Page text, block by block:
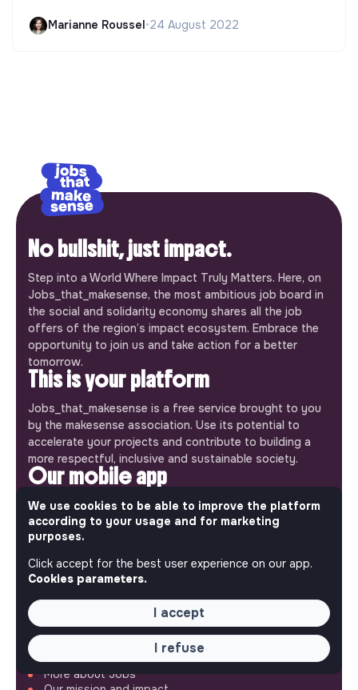
Marianne Roussel•24 August 2022
No bullshit, just impact.
Step into a World Where Impact Truly Matters. Here, on
Jobs_that_makesense, the most ambitious job board in
the social and solidarity economy shares all the job
offers of the region’s impact ecosystem. Embrace the
opportunity to join us and take action for a better
tomorrow.
This is your platform
Jobs_that_makesense is a free service brought to you
by the makesense association. Use its potential to
accelerate your projects and contribute to building a
more respectful, inclusive and sustainable society.
Our mobile app
Get jobs that make sense on your phone so you never
miss an opportunity.
iPhone Android
ABOUT
More about Jobs
We use cookies to be able to improve the platform
according to your usage and for marketing
purposes.
Click accept for the best user experience on our app.
Cookies parameters.
I accept
I refuse